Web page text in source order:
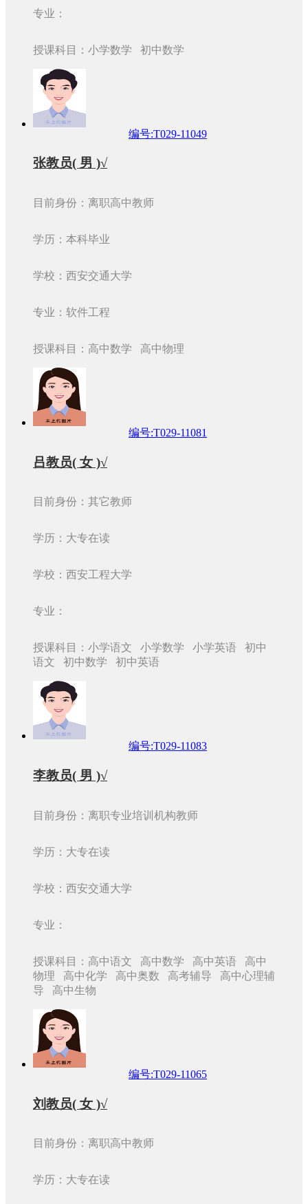
专业：
授课科目：小学数学 初中数学
编号:T029-11049
张教员( 男 )√
目前身份：离职高中教师
学历：本科毕业
学校：西安交通大学
专业：软件工程
授课科目：高中数学 高中物理
编号:T029-11081
吕教员( 女 )√
目前身份：其它教师
学历：大专在读
学校：西安工程大学
专业：
授课科目：小学语文 小学数学 小学英语 初中
语文 初中数学 初中英语
编号:T029-11083
李教员( 男 )√
目前身份：离职专业培训机构教师
学历：大专在读
学校：西安交通大学
专业：
授课科目：高中语文 高中数学 高中英语 高中
物理 高中化学 高中奥数 高考辅导 高中心理辅
导 高中生物
编号:T029-11065
刘教员( 女 )√
目前身份：离职高中教师
学历：大专在读